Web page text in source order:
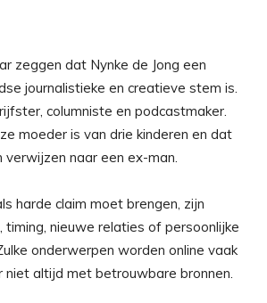
zeggen dat Nynke de Jong een
journalistieke en creatieve stem is.
columniste en podcastmaker.
moeder is van drie kinderen en dat
naar een ex-man.
harde claim moet brengen, zijn
timing, nieuwe relaties of persoonlijke
onderwerpen worden online vaak
niet altijd met betrouwbare bronnen.